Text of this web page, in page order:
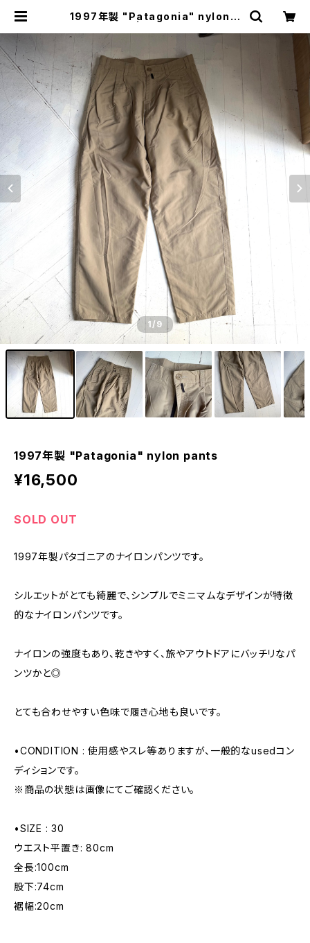
1997年製 "Patagonia" nylon p
1/9
1997年製 "Patagonia" nylon pants
¥16,500
SOLD OUT
1997年製パタゴニアのナイロンパンツです。
シルエットがとても綺麗で、シンプルでミニマムなデザインが特徴
的なナイロンパンツです。
ナイロンの強度もあり、乾きやすく、旅やアウトドアにバッチリなパ
ンツかと◎
とても合わせやすい色味で履き心地も良いです。
•CONDITION : 使用感やスレ等ありますが、一般的なusedコン
ディションです。
※商品の状態は画像にてご確認ください。
•SIZE : 30
ウエスト平置き: 80cm
全長:100cm
股下:74cm
裾幅:20cm